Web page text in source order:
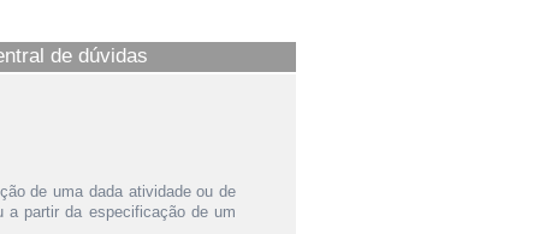
de dúvidas
de uma dada atividade ou de
a partir da especificação de um